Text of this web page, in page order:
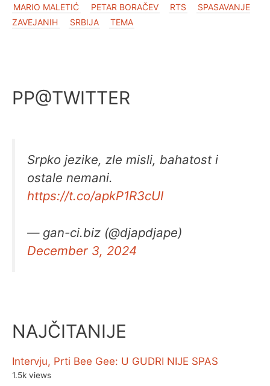
MARIO MALETIĆ
PETAR BORAČEV RTS
SPASAVANJE
ZAVEJANIH
SRBIJA TEMA
PP@TWITTER
Srpko jezike, zle misli, bahatost i
ostale nemani.
https://t.co/apkP1R3cUI
— gan-ci.biz (@djapdjape)
December 3, 2024
NAJČITANIJE
Intervju, Prti Bee Gee: U GUDRI NIJE SPAS
1.5k views